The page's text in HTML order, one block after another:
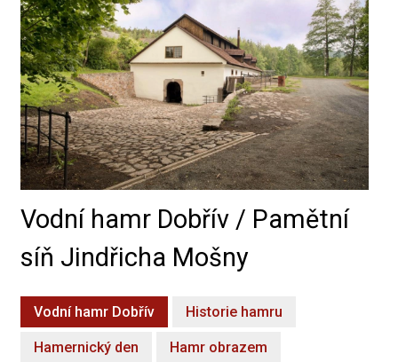
Vodní hamr Dobřív / Pamětní
síň Jindřicha Mošny
Vodní hamr Dobřív Historie hamru
Hamernický den Hamr obrazem